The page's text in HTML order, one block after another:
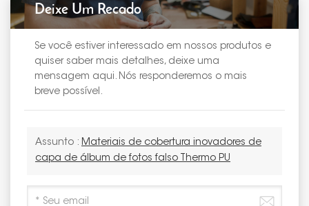
Deixe Um Recado
Se você estiver interessado em nossos produtos e
quiser saber mais detalhes, deixe uma
mensagem aqui. Nós responderemos o mais
breve possível.
Assunto : Materiais de cobertura inovadores de
capa de álbum de fotos falso Thermo PU